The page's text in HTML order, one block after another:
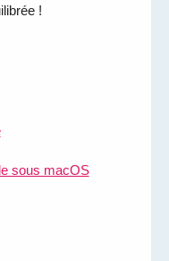
!
sous macOS